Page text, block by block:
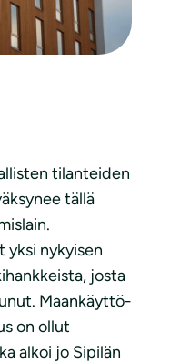
tilanteiden
tällä
yksi nykyisen
josta
Maankäyttö-
on ollut
alkoi jo Sipilän